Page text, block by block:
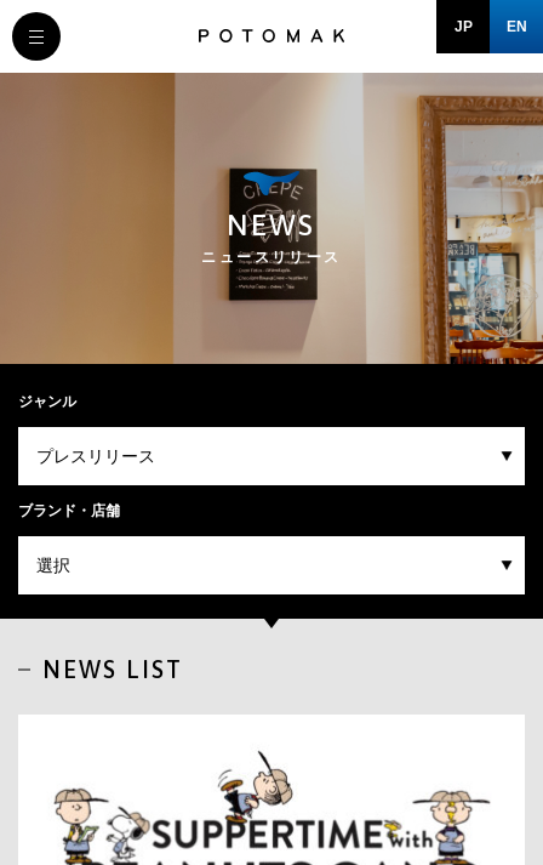
JP EN
MESSAGE
BRAND/SHOP
DOMAIN
NEWS
ニュースリリース
ジャンル
ブランド・店舗
NEWS LIST